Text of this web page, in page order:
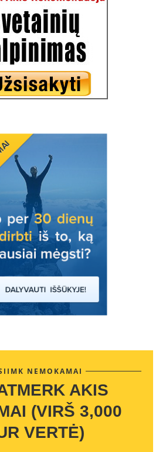
NEMOKAMAI
AKIS
(VIRŠ 3,000
VERTĖ)